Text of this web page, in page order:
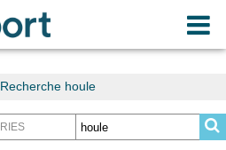
Recherche houle